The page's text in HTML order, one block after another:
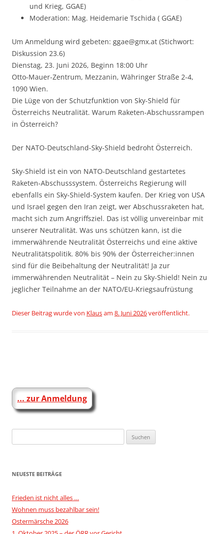
und Krieg, GGAE)
Moderation: Mag. Heidemarie Tschida ( GGAE)
Um Anmeldung wird gebeten: ggae@gmx.at (Stichwort:
Diskussion 23.6)
Dienstag, 23. Juni 2026, Beginn 18:00 Uhr
Otto-Mauer-Zentrum, Mezzanin, Währinger Straße 2-4,
1090 Wien.
Die Lüge von der Schutzfunktion von Sky-Shield für
Österreichs Neutralität. Warum Raketen-Abschussrampen
in Österreich?
Der NATO-Deutschland-Sky-Shield bedroht Österreich.
Sky-Shield ist ein von NATO-Deutschland gestartetes
Raketen-Abschusssystem. Österreichs Regierung will
ebenfalls ein Sky-Shield-System kaufen. Der Krieg von USA
und Israel gegen den Iran zeigt, wer Abschussraketen hat,
macht sich zum Angriffsziel. Das ist völlig unvereinbar mit
unserer Neutralität. Was uns schützen kann, ist die
immerwährende Neutralität Österreichs und eine aktive
Neutralitätspolitik. 80% bis 90% der Österreicher:innen
sind für die Beibehaltung der Neutralität! Ja zur
immerwährenden Neutralität – Nein zu Sky-Shield! Nein zu
jeglicher Teilnahme an der NATO/EU-Kriegsaufrüstung
Dieser Beitrag wurdevon Klausam 8. Juni 2026veröffentlicht.
... zur Anmeldung
nach:
NEUESTE BEITRÄGE
Frieden ist nicht alles …
Wohnen muss bezahlbar sein!
Ostermärsche 2026